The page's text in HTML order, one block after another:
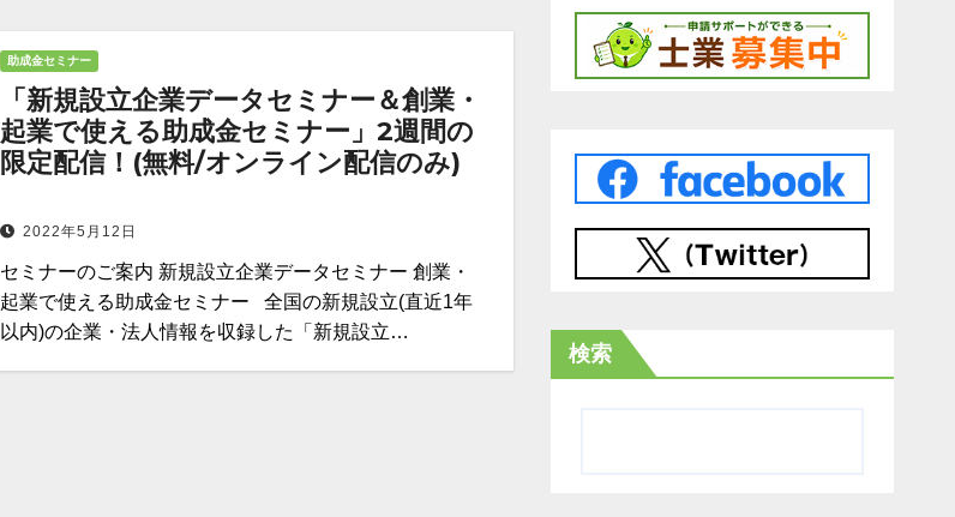
助成金セミナー
「新規設立企業データセミナー＆創業・
起業で使える助成金セミナー」2週間の
限定配信！(無料/オンライン配信のみ)
2022年5月12日
セミナーのご案内 新規設立企業データセミナー 創業・
起業で使える助成金セミナー 全国の新規設立(直近1年
以内)の企業・法人情報を収録した「新規設立…
検索